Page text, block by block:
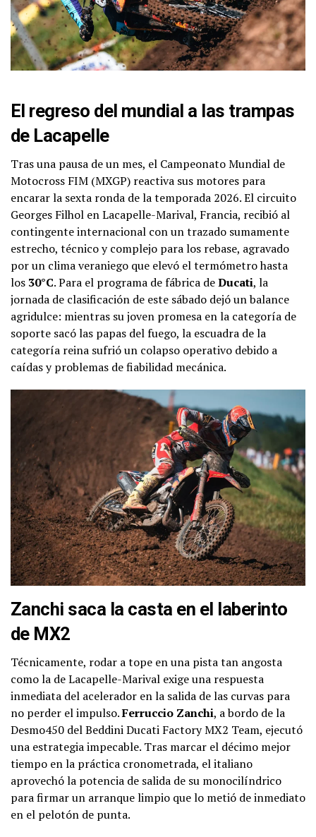
El regreso del mundial a las trampas
de Lacapelle
Tras una pausa de un mes, el Campeonato Mundial de
Motocross FIM (MXGP) reactiva sus motores para
encarar la sexta ronda de la temporada 2026. El circuito
Georges Filhol en Lacapelle-Marival, Francia, recibió al
contingente internacional con un trazado sumamente
estrecho, técnico y complejo para los rebase, agravado
por un clima veraniego que elevó el termómetro hasta
los 30°C. Para el programa de fábrica deDucati, la
jornada de clasificación de este sábado dejó un balance
agridulce: mientras su joven promesa en la categoría de
soporte sacó las papas del fuego, la escuadra de la
categoría reina sufrió un colapso operativo debido a
caídas y problemas de fiabilidad mecánica.
Zanchi saca la casta en el laberinto
de MX2
Técnicamente, rodar a tope en una pista tan angosta
como la de Lacapelle-Marival exige una respuesta
inmediata del acelerador en la salida de las curvas para
no perder el impulso.Ferruccio Zanchi, a bordo de la
Desmo450 del Beddini Ducati Factory MX2 Team, ejecutó
una estrategia impecable. Tras marcar el décimo mejor
tiempo en la práctica cronometrada, el italiano
aprovechó la potencia de salida de su monocilíndrico
para firmar un arranque limpio que lo metió de inmediato
en el pelotón de punta.